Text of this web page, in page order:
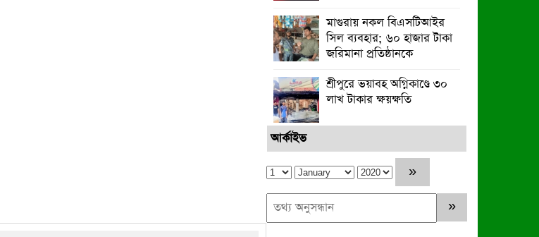
মাগুরায় নকল বিএসটিআইর
সিল ব্যবহার; ৬০ হাজার টাকা
জরিমানা প্রতিষ্ঠানকে
শ্রীপুরে ভয়াবহ অগ্নিকাণ্ডে ৩০
লাখ টাকার ক্ষয়ক্ষতি
আর্কাইভ